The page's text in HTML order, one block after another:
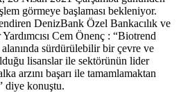
görmeye başlaması bekleniyor.
DenizBank Özel Bankacılık ve
Cem Önenç : “Biotrend
sürdürülebilir bir çevre ve
lisanslar ile sektörünün lider
arzını başarı ile tamamlamaktan
diye konuştu.